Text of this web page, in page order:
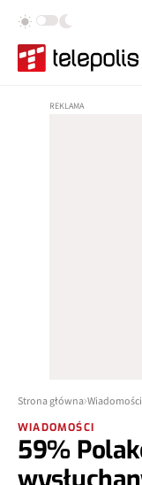
Strona główna Wiadomości
WIADOMOŚCI
59%